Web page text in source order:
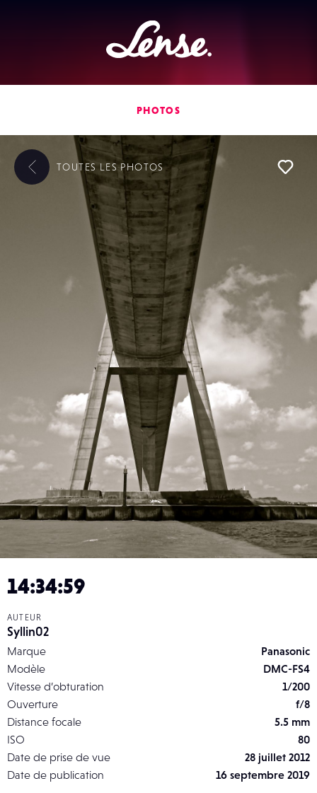
Lense
PHOTOS
14:34:59
AUTEUR
Syllin02
Marque
Panasonic
Modèle
DMC-FS4
Vitesse d’obturation
1/200
Ouverture
f/8
Distance focale
5.5 mm
ISO
80
Date de prise de vue
28 juillet 2012
Date de publication
16 septembre 2019
TOUTES LESPHOTOS